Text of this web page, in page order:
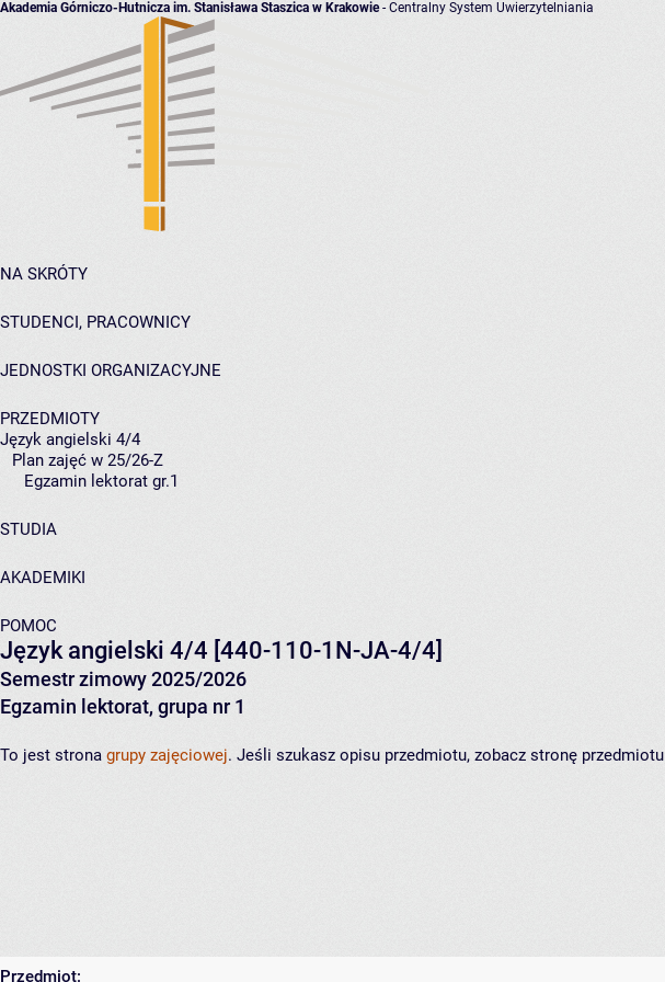
Akademia Górniczo-Hutnicza im. Stanisława Staszica w Krakowie- Centralny System Uwierzytelniania
NA SKRÓTY
STUDENCI, PRACOWNICY
JEDNOSTKI ORGANIZACYJNE
PRZEDMIOTY
Język angielski 4/4
Plan zajęć w 25/26-Z
Egzamin lektorat gr.1
STUDIA
AKADEMIKI
POMOC
Język angielski 4/4 [440-110-1N-JA-4/4]
Semestr zimowy 2025/2026
Egzamin lektorat, grupa nr 1
To jest strona grupy zajęciowej. Jeśli szukasz opisu przedmiotu, zobacz stronę przedmiotu
Przedmiot: